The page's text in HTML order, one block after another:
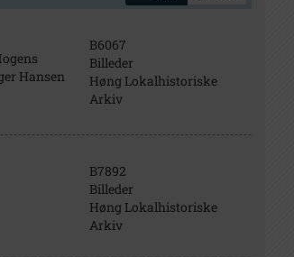
Hansen
B6067
Billeder
Høng Lokalhistoriske
Arkiv
B7892
Billeder
Høng Lokalhistoriske
Arkiv